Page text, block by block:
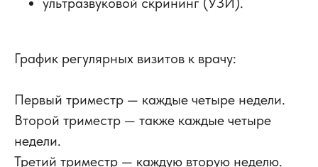
График регулярных визитов к врачу:
Первый триместр — каждые четыре недели.
Второй триместр — также каждые четыре
недели.
Третий триместр — каждую вторую неделю.